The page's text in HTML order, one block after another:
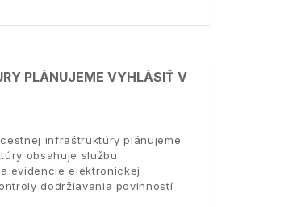
PLÁNUJEME VYHLÁSIŤ V
infraštruktúry plánujeme
obsahuje službu
evidencie elektronickej
dodržiavania povinností